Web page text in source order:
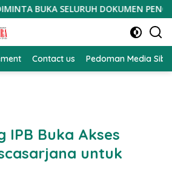
BUKA SELURUH DOKUMEN
Contact us Pedoman Media
IPB Buka Akses
untuk